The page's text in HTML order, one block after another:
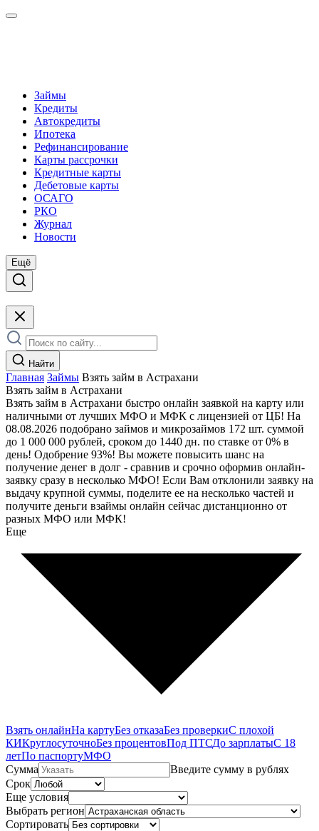
Займы
Кредиты
Автокредиты
Ипотека
Рефинансирование
Карты рассрочки
Кредитные карты
Дебетовые карты
ОСАГО
РКО
Журнал
Новости
Ещё
Найти
Главная Займы Взять займ в Астрахани
Взять займ в Астрахани
Взять займ в Астрахани быстро онлайн заявкой на карту или
наличными от лучших МФО и МФК с лицензией от ЦБ! На
08.08.2026 подобрано займов и микрозаймов 172 шт. суммой
до 1 000 000 рублей, сроком до 1440 дн. по ставке от 0% в
день! Одобрение 93%! Вы можете повысить шанс на
получение денег в долг - сравнив и срочно оформив онлайн-
заявку сразу в несколько МФО! Если Вам отклонили заявку на
выдачу крупной суммы, поделите ее на несколько частей и
получите деньги взаймы онлайн сейчас дистанционно от
разных МФО или МФК!
Еще
Взять онлайнНа картуБез отказаБез проверкиС плохой
КИКруглосуточноБез процентовПод ПТСДо зарплатыС 18
летПо паспортуМФО
Сумма
Введите сумму в рублях
Срок
Еще условия
Выбрать регион
Сортировать